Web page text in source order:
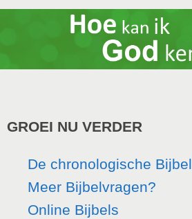
GROEI NU VERDER
De chronologische Bijbel
Meer Bijbelvragen?
Online Bijbels